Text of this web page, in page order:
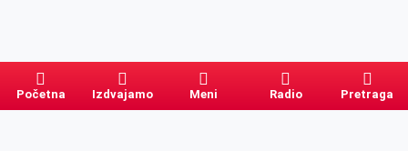
Početna Izdvajamo Meni Radio Pretraga